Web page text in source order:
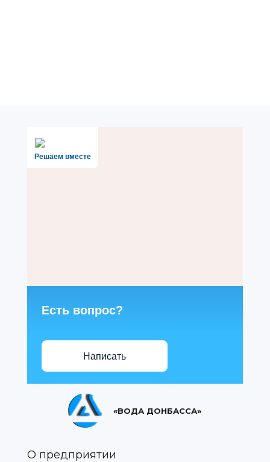
Решаем вместе
Есть вопрос?
Написать
«ВОДА ДОНБАССА»
О предприятии